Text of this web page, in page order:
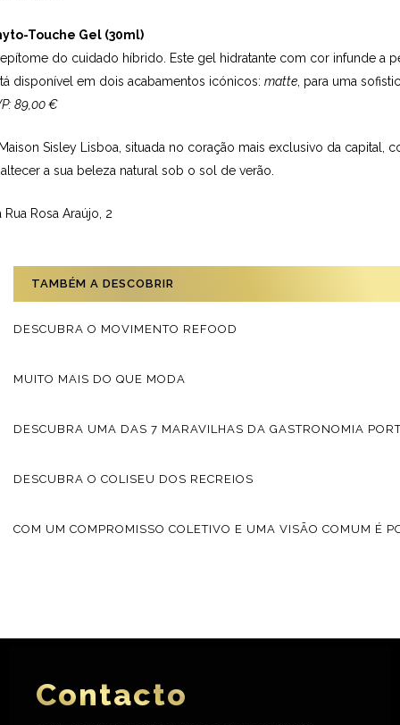
Touche Gel (30ml)
do cuidado híbrido. Este gel hidratante com cor infunde a
disponível em dois acabamentos icónicos: matte , para uma
89,00 €
Sisley Lisboa, situada no coração mais exclusivo da capital,
a sua beleza natural sob o sol de verão.
Rua Rosa Araújo, 2
TAMBÉM A DESCOBRIR
DESCUBRA O MOVIMENTO REFOOD
MUITO MAIS DO QUE MODA
DESCUBRA UMA DAS 7 MARAVILHAS DA GASTRONOMIA
DESCUBRA O COLISEU DOS RECREIOS
COM UM COMPROMISSO COLETIVO E UMA VISÃO COMUM É
Contacto